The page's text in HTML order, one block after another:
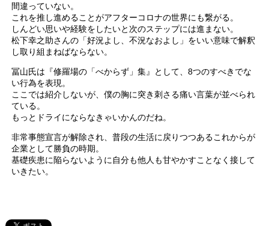
間違っていない。
これを推し進めることがアフターコロナの世界にも繋がる。
しんどい思いや経験をしたいと次のステップには進まない。
松下幸之助さんの「好況よし、不況なおよし」をいい意味で解釈
し取り組まねばならない。
冨山氏は『修羅場の「べからず」集』として、8つのすべきでな
い行為を表現。
ここでは紹介しないが、僕の胸に突き刺さる痛い言葉が並べられ
ている。
もっとドライにならなきゃいかんのだね。
非常事態宣言が解除され、普段の生活に戻りつつあるこれからが
企業として勝負の時期。
基礎疾患に陥らないように自分も他人も甘やかすことなく接して
いきたい。